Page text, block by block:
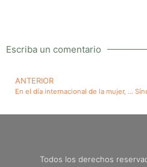
Escriba un comentario
ANTERIOR
En el día internacional de la mujer, una mancha negra en la política chilena. El ataque a la Presidenta Bachelet
Todos los derechos